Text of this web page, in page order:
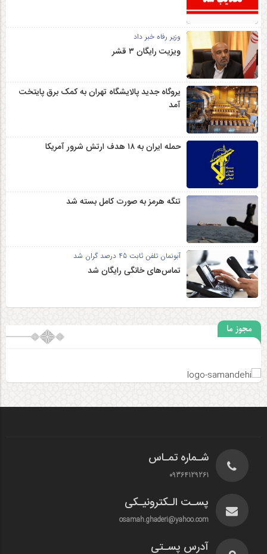
وزیر رفاه خبر داد
ویزیت رایگان ۳ قشر
یروگاه جدید پالایشگاه تهران به کمک برق پایتخت
آمد
حمله ایران به ۱۸ هدف ارتش شرور آمریکا
تنگه هرمز به صورت کامل بسته شد
آبونمان تلفن ثابت 45 درصد گران شد
تماس‌های خانگی رایگان شد
مجوز ما
شـماره تمـاس
09364129261
پسـت الـکترونیـکی
osamah.ghaderi@yahoo.com
آدرس پسـتی